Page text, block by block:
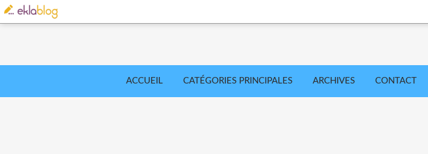
ACCUEIL CATÉGORIES PRINCIPALES ARCHIVES CONTACT